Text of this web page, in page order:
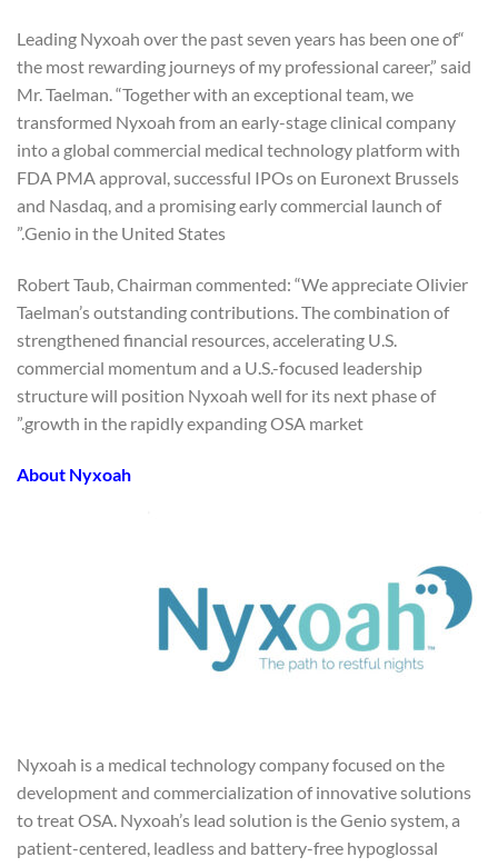
“Leading Nyxoah over the past seven years has been one of
the most rewarding journeys of my professional career,” said
Mr. Taelman. “Together with an exceptional team, we
transformed Nyxoah from an early-stage clinical company
into a global commercial medical technology platform with
FDA PMA approval, successful IPOs on Euronext Brussels
and Nasdaq, and a promising early commercial launch of
Genio in the United States.”
Robert Taub, Chairman commented: “We appreciate Olivier
Taelman’s outstanding contributions. The combination of
strengthened financial resources, accelerating U.S.
commercial momentum and a U.S.-focused leadership
structure will position Nyxoah well for its next phase of
growth in the rapidly expanding OSA market.”
About Nyxoah
Nyxoah is a medical technology company focused on the
development and commercialization of innovative solutions
to treat OSA. Nyxoah’s lead solution is the Genio system, a
patient-centered, leadless and battery-free hypoglossal